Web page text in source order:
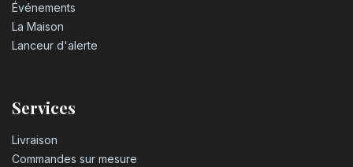
Événements
La Maison
Lanceur d'alerte
Services
Livraison
Commandes sur mesure